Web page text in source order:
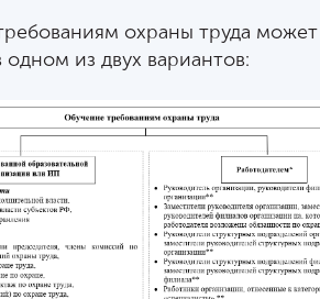
охраны труда может
одном из двух вариантов: